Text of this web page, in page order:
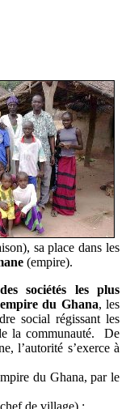
sa place dans les
(empire).
sociétés les plus
du Ghana, les
social régissant les
la communauté. De
l’autorité s’exerce à
du Ghana, par le